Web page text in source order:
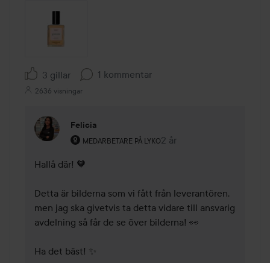
3 gillar 1 kommentar
2636 visningar
Felicia
MEDARBETARE PÅ LYKO
Användarens roll: Medarbetare på Lyko.
2 år
Kommentaren lades 2 år
Hallå där! 🧡
Detta är bilderna som vi fått från leverantören,
men jag ska givetvis ta detta vidare till ansvarig
avdelning så får de se över bilderna! 👀
Ha det bäst! ✨